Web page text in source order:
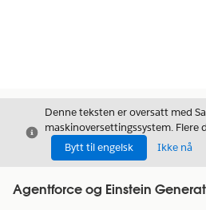
Avslutt
Denne teksten er oversatt med
maskinoversettingssystem. Flere
Bytt til engelsk
Ikke nå
Agentforce og Einstein